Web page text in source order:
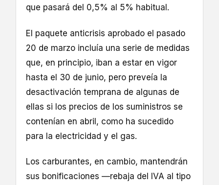
que pasará del 0,5% al 5% habitual.
El paquete anticrisis aprobado el pasado
20 de marzo incluía una serie de medidas
que, en principio, iban a estar en vigor
hasta el 30 de junio, pero preveía la
desactivación temprana de algunas de
ellas si los precios de los suministros se
contenían en abril, como ha sucedido
para la electricidad y el gas.
Los carburantes, en cambio, mantendrán
sus bonificaciones —rebaja del IVA al tipo